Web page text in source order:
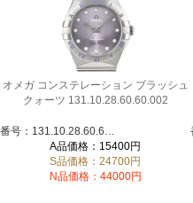
オメガ コンステレーション ブラッシュ
クォーツ 131.10.28.60.60.002
番号：131.10.28.60.60.002
A品価格：15400円
S品価格：24700円
N品価格：44000円